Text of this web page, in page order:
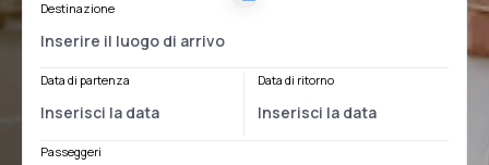
Destinazione
Data di partenza Data di ritorno
Passeggeri